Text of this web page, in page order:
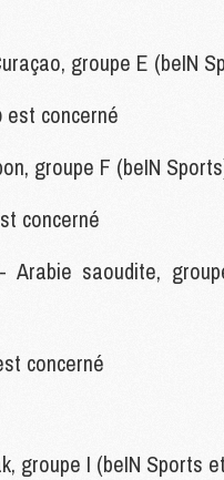
groupe E (beIN
est concerné
groupe F (beIN
concerné
- Arabie saoudite,
concerné
groupe I (beIN Sports